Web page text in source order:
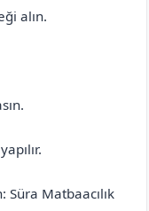
alın.
Matbaacılık